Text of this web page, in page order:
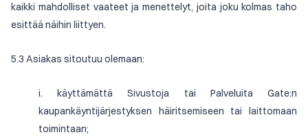
kaikki mahdolliset vaateet ja menettelyt, joita joku kolmas taho
esittää näihin liittyen.
5.3 Asiakas sitoutuu olemaan:
i. käyttämättä Sivustoja tai Palveluita Gate:n
kaupankäyntijärjestyksen häiritsemiseen tai laittomaan
toimintaan;